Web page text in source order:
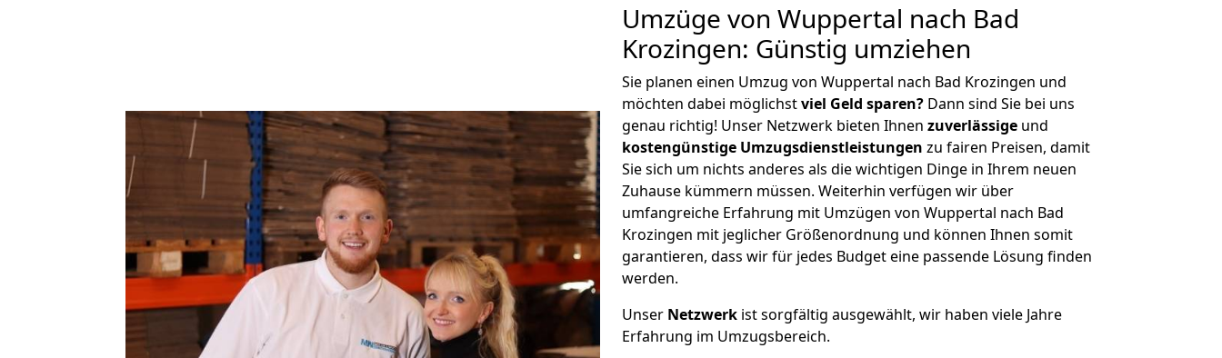
Umzüge von Wuppertal nach Bad
Krozingen: Günstig umziehen
Sie planen einen Umzug von Wuppertal nach Bad Krozingen und
möchten dabei möglichstviel Geld sparen? Dann sind Sie bei uns
genau richtig! Unser Netzwerk bieten Ihnen zuverlässige und
kostengünstige Umzugsdienstleistungen zu fairen Preisen, damit
Sie sich um nichts anderes als die wichtigen Dinge in Ihrem neuen
Zuhause kümmern müssen. Weiterhin verfügen wir über
umfangreiche Erfahrung mit Umzügen von Wuppertal nach Bad
Krozingen mit jeglicher Größenordnung und können Ihnen somit
garantieren, dass wir für jedes Budget eine passende Lösung finden
werden.
Unser Netzwerk ist sorgfältig ausgewählt, wir haben viele Jahre
Erfahrung im Umzugsbereich.